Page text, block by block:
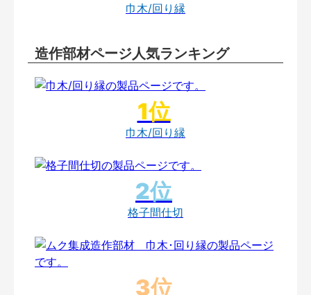
巾木/回り縁
造作部材ページ人気ランキング
巾木/回り縁
格子間仕切